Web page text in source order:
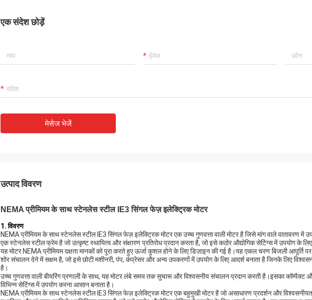
एक संदेश छोड़ें
मेसेज भेजें
उत्पाद विवरण
NEMA प्रीमियम के साथ स्टेनलेस स्टील IE3 सिंगल फेज़ इलेक्ट्रिक मोटर
1. विवरण
NEMA प्रीमियम के साथ स्टेनलेस स्टील IE3 सिंगल फेज़ इलेक्ट्रिक मोटर एक उच्च गुणवत्ता वाली मोटर है जिसे मांग वाले वातावरण में
एक स्टेनलेस स्टील फ्रेम है जो उत्कृष्ट स्थायित्व और संक्षारण प्रतिरोध प्रदान करता है, जो इसे कठोर औद्योगिक सेटिंग्स में उपयोग के
यह मोटर NEMA प्रीमियम दक्षता मानकों को पूरा करते हुए ऊर्जा कुशल होने के लिए डिज़ाइन की गई है।यह एकल चरण बिजली
शोर संचालन देने में सक्षम है, जो इसे छोटी मशीनरी, पंप, कंप्रेसर और अन्य उपकरणों में उपयोग के लिए आदर्श बनाता है जिनके लिए
है।
उच्च गुणवत्ता वाली बीयरिंग प्रणाली के साथ, यह मोटर लंबे समय तक सुचारू और विश्वसनीय संचालन प्रदान करती है।इसका कॉम्पैक्ट
विभिन्न सेटिंग्स में उपयोग करना आसान बनाता है।
NEMA प्रीमियम के साथ स्टेनलेस स्टील IE3 सिंगल फेज़ इलेक्ट्रिक मोटर एक बहुमुखी मोटर है जो असाधारण प्रदर्शन और